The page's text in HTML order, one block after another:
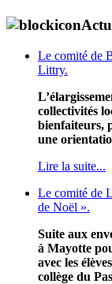
Le comité de
Littry.
collectivités
bienfaiteurs,
une
Lire la suite...
Le comité de
de Noël ».
Suite aux
à Mayotte
avec les
collège du